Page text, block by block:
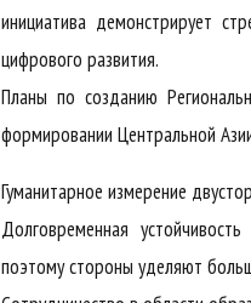
инициатива демонстрирует
цифрового развития.
Планы по созданию
формировании Центральной
Гуманитарное измерение
Долговременная
поэтому стороны уделяют